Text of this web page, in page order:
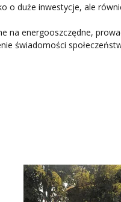
o duże inwestycje, ale
energooszczędne,
świadomości